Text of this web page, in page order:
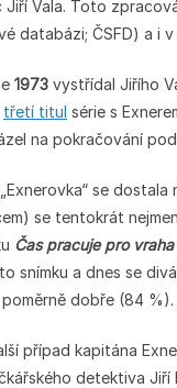
Jiří Vala. Toto
databázi; ČSFD) a i
1973 vystřídal Jiřího
třetí titul série s
na pokračování
se
se tentokrát
Čas pracuje pro vraha
snímku a dnes se
dobře (84 %).
případ kapitána
detektiva Jiří